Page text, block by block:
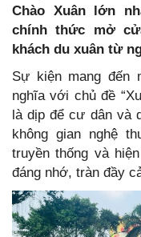
Chào Xuân lớn
chính thức mở
khách du xuân từ
Sự kiện mang
nghĩa với chủ đề
là dịp để cư dân và
không gian nghệ
truyền thống và
đáng nhớ, tràn đầy